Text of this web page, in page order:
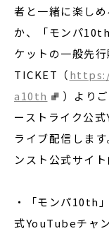
者と一緒に楽し
か、「モンパ
ケットの一般先
TICKET（
a10th
）より
ーストライク公
ライブ配信しま
ンスト公式サイ
・「モンパ10th
式YouTubeチ